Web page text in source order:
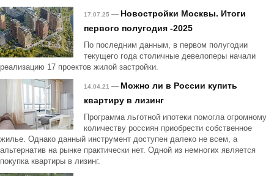
17.07.25 — Новостройки Москвы. Итоги
первого полугодия -2025
По последним данным, в первом полугодии
текущего года столичные девелоперы начали
реализацию 17 проектов жилой застройки.
14.04.21 — Можно ли в России купить
квартиру в лизинг
Программа льготной ипотеки помогла огромному
количеству россиян приобрести собственное
жилье. Однако данный инструмент доступен далеко не всем, а
альтернатив на рынке практически нет. Одной из немногих является
покупка квартиры в лизинг.